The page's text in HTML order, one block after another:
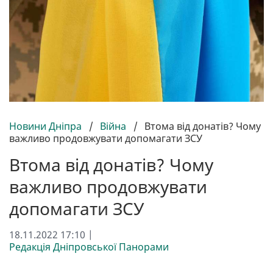
Новини Дніпра / Війна / Втома від донатів? Чому
важливо продовжувати допомагати ЗСУ
Втома від донатів? Чому
важливо продовжувати
допомагати ЗСУ
18.11.2022 17:10 |
Редакція Дніпровської Панорами